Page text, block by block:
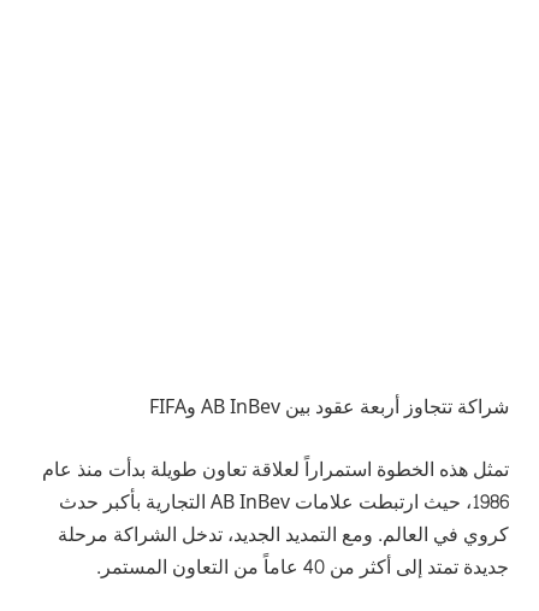
شراكة تتجاوز أربعة عقود بين AB InBev وFIFA
تمثل هذه الخطوة استمراراً لعلاقة تعاون طويلة بدأت منذ عام
1986، حيث ارتبطت علامات AB InBev التجارية بأكبر حدث
كروي في العالم. ومع التمديد الجديد، تدخل الشراكة مرحلة
جديدة تمتد إلى أكثر من 40 عاماً من التعاون المستمر.